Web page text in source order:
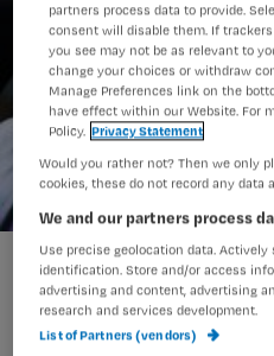
‘Geef jonge verpleegkundigen
partners process data to provide.
consent will disable them. If
you see may not be as relevant to
change your choices or withdraw
Manage Preferences link on the
have effect within our Website. For
Policy. Privacy Statement
Would you rather not? Then we only
cookies, these do not record any data
We and our partners process
Use precise geolocation data.
identification. Store and/or access
advertising and content, advertising
research and services development.
List of Partners (vendors)